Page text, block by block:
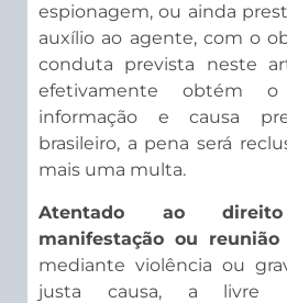
espionagem, ou ainda
auxílio ao agente, com o
conduta prevista neste
efetivamente obtém
informação e causa
brasileiro, a pena será
mais uma multa.
Atentado ao
manifestação ou reunião
mediante violência ou
justa causa, a livre